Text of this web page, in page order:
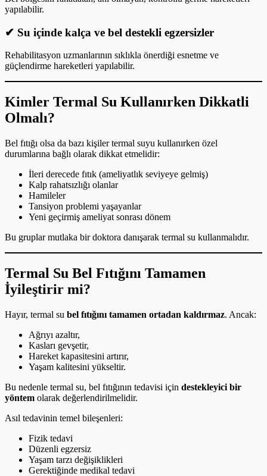
yapılabilir.
✔ Su içinde kalça ve bel destekli egzersizler
Rehabilitasyon uzmanlarının sıklıkla önerdiği esnetme ve
güçlendirme hareketleri yapılabilir.
Kimler Termal Su Kullanırken Dikkatli
Olmalı?
Bel fıtığı olsa da bazı kişiler termal suyu kullanırken özel
durumlarına bağlı olarak dikkat etmelidir:
İleri derecede fıtık (ameliyatlık seviyeye gelmiş)
Kalp rahatsızlığı olanlar
Hamileler
Tansiyon problemi yaşayanlar
Yeni geçirmiş ameliyat sonrası dönem
Bu gruplar mutlaka bir doktora danışarak termal su kullanmalıdır.
Termal Su Bel Fıtığını Tamamen
İyileştirir mi?
Hayır, termal su bel fıtığını tamamen ortadan kaldırmaz. Ancak:
Ağrıyı azaltır,
Kasları gevşetir,
Hareket kapasitesini artırır,
Yaşam kalitesini yükseltir.
Bu nedenle termal su, bel fıtığının tedavisi için destekleyici bir
yöntem olarak değerlendirilmelidir.
Asıl tedavinin temel bileşenleri:
Fizik tedavi
Düzenli egzersiz
Yaşam tarzı değişiklikleri
Gerektiğinde medikal tedavi